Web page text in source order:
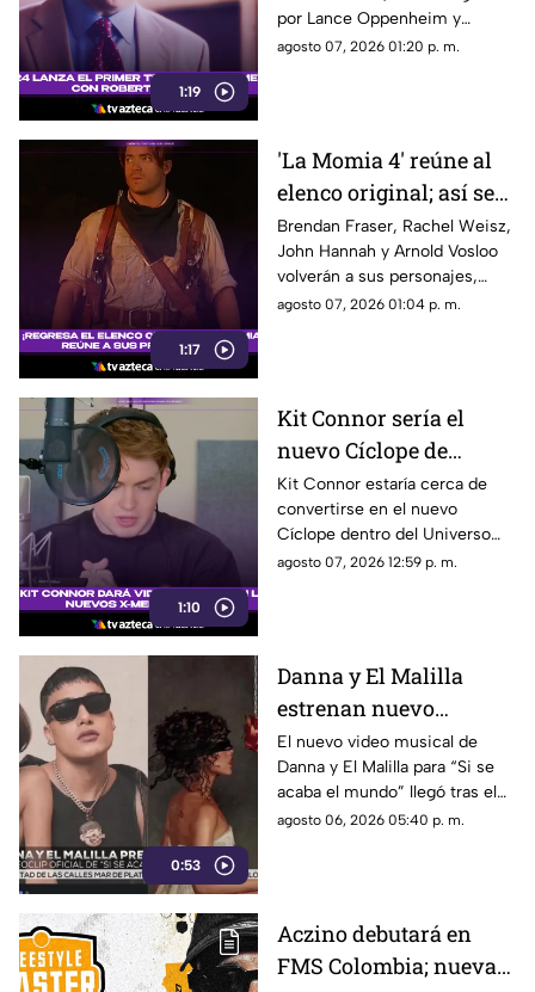
1:19
por Lance Oppenheim y
protagonizada por Robert
agosto 07, 2026 01:20 p. m.
1:17
'La Momia 4' reúne al
elenco original; así será
el regreso de Rick
O’Connell e Imhotep
Brendan Fraser, Rachel Weisz,
John Hannah y Arnold Vosloo
volverán a sus personajes,
mientras Oded Fehr y Kevin J.
agosto 07, 2026 01:04 p. m.
1:10
Kit Connor sería el
nuevo Cíclope de
Marvel: así será su
llegada a los 'X-Men'
Kit Connor estaría cerca de
convertirse en el nuevo
Cíclope dentro del Universo
Cinematográfico de Marvel.
agosto 07, 2026 12:59 p. m.
0:53
Danna y El Malilla
estrenan nuevo
videoclip y aumentan
expectativa entre sus
fans
El nuevo video musical de
Danna y El Malilla para “Si se
acaba el mundo” llegó tras el
buen recibimiento del sencillo
agosto 06, 2026 05:40 p. m.
Aczino debutará en
FMS Colombia; nueva